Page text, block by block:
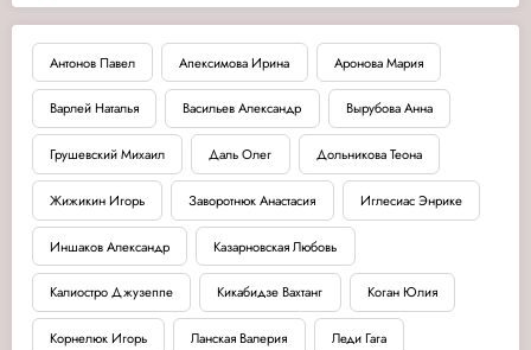
Антонов Павел Апексимова Ирина Аронова Мария
Варлей Наталья Васильев Александр Вырубова Анна
Грушевский Михаил Даль Олег Дольникова Теона
Жижикин Игорь Заворотнюк Анастасия Иглесиас Энрике
Иншаков Александр Казарновская Любовь
Калиостро Джузеппе Кикабидзе Вахтанг Коган Юлия
Корнелюк Игорь Ланская Валерия Леди Гага